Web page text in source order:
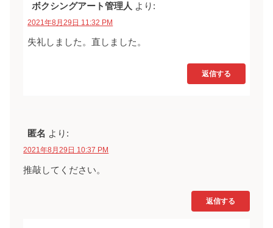
ボクシングアート管理人 より:
2021年8月29日 11:32 PM
失礼しました。直しました。
返信する
匿名 より:
2021年8月29日 10:37 PM
推敲してください。
返信する